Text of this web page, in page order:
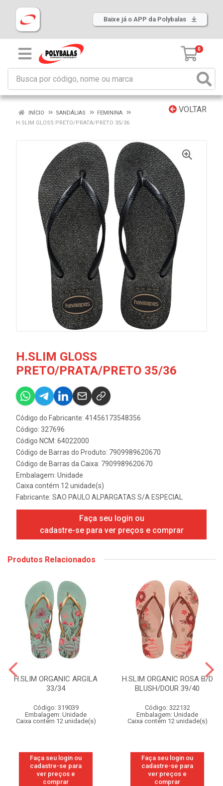
Baixe já o APP da Polybalas
0
VOLTAR
INÍCIO SANDÁLIAS
FEMININA
H.SLIM GLOSS PRETO/PRATA/PRETO 35/36
H.SLIM GLOSS
PRETO/PRATA/PRETO 35/36
Código do Fabricante: 41456173548356
Código: 327696
Código NCM: 64022000
Código de Barras do Produto: 7909989620670
Código de Barras da Caixa: 7909989620670
Embalagem: Unidade
Caixa contém 12 unidade(s)
Fabricante: SAO PAULO ALPARGATAS S/A ESPECIAL
Faça seu login ou
cadastre-se para ver preços e comprar
Produtos Relacionados
H.SLIM ORGANIC ARGILA
33/34
Código: 319039
Embalagem: Unidade
Caixa contém 12 unidade(s)
Faça seu login ou
cadastre-se para
ver preços e
comprar
H.SLIM ORGANIC ROSA B/D
BLUSH/DOUR 39/40
Código: 322132
Embalagem: Unidade
Caixa contém 12 unidade(s)
Faça seu login ou
cadastre-se para
ver preços e
comprar